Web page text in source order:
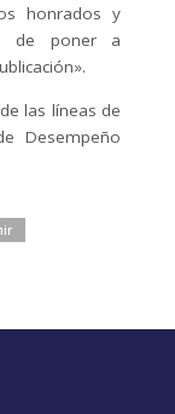
honrados y
de poner a
las líneas de
Desempeño